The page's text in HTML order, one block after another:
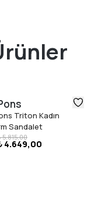
Triton Kadın
Sandalet
5.815,00
4.649,00